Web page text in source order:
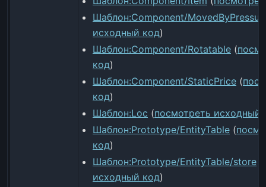
Шаблон:Component/
исходный код)
Шаблон:Component/Rotatable (
код)
Шаблон:Component/StaticPrice (
код)
Шаблон:Loc (посмотреть исходный
Шаблон:Prototype/EntityTable (
код)
Шаблон:Prototype/EntityTable/store
исходный код)